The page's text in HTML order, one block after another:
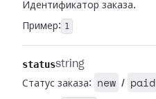
Идентификатор заказа.
Пример: 1
statusstring
Статус заказа:
new / paid